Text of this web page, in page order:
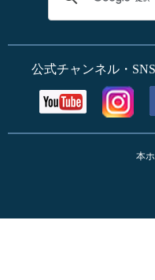
公式チャンネル・SNS
本